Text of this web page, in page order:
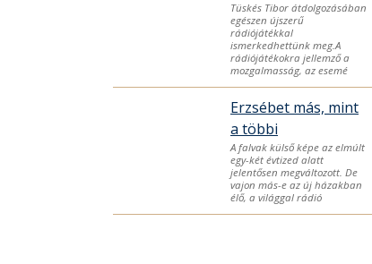
Tüskés Tibor átdolgozásában
egészen újszerű
rádiójátékkal
ismerkedhettünk meg.A
rádiójátékokra jellemző a
mozgalmasság, az esemé
Erzsébet más, mint
a többi
A falvak külső képe az elmúlt
egy-két évtized alatt
jelentősen megváltozott. De
vajon más-e az új házakban
élő, a világgal rádió